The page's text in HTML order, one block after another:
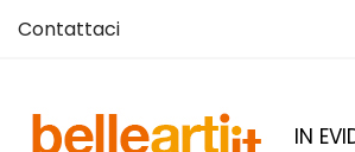
Contattaci
IN